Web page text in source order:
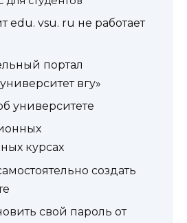
edu. vsu. ru не работает
портал
вгу»
университете
курсах
создать
свой пароль от